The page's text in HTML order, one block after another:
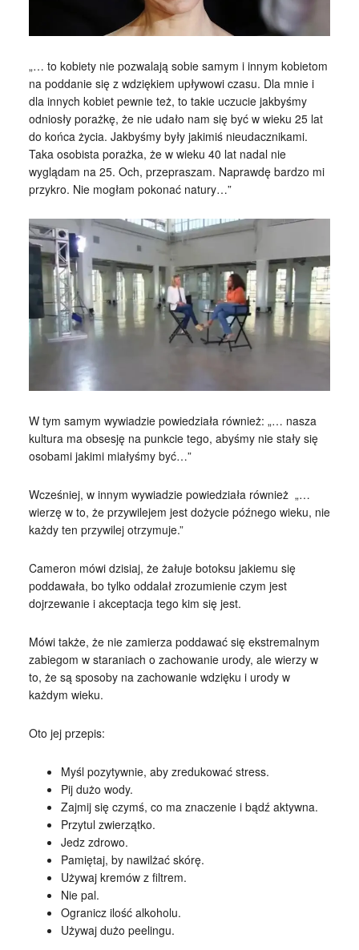
„… to kobiety nie pozwalają sobie samym i innym kobietom
na poddanie się z wdziękiem upływowi czasu. Dla mnie i
dla innych kobiet pewnie też, to takie uczucie jakbyśmy
odniosły porażkę, że nie udało nam się być w wieku 25 lat
do końca życia. Jakbyśmy były jakimiś nieudacznikami.
Taka osobista porażka, że w wieku 40 lat nadal nie
wyglądam na 25. Och, przepraszam. Naprawdę bardzo mi
przykro. Nie mogłam pokonać natury…”
W tym samym wywiadzie powiedziała również: „… nasza
kultura ma obsesję na punkcie tego, abyśmy nie stały się
osobami jakimi miałyśmy być…”
Wcześniej, w innym wywiadzie powiedziała również „…
wierzę w to, że przywilejem jest dożycie późnego wieku, nie
każdy ten przywilej otrzymuje.”
Cameron mówi dzisiaj, że żałuje botoksu jakiemu się
poddawała, bo tylko oddalał zrozumienie czym jest
dojrzewanie i akceptacja tego kim się jest.
Mówi także, że nie zamierza poddawać się ekstremalnym
zabiegom w staraniach o zachowanie urody, ale wierzy w
to, że są sposoby na zachowanie wdzięku i urody w
każdym wieku.
Oto jej przepis:
Myśl pozytywnie, aby zredukować stress.
Pij dużo wody.
Zajmij się czymś, co ma znaczenie i bądź aktywna.
Przytul zwierzątko.
Jedz zdrowo.
Pamiętaj, by nawilżać skórę.
Używaj kremów z filtrem.
Nie pal.
Ogranicz ilość alkoholu.
Używaj dużo peelingu.